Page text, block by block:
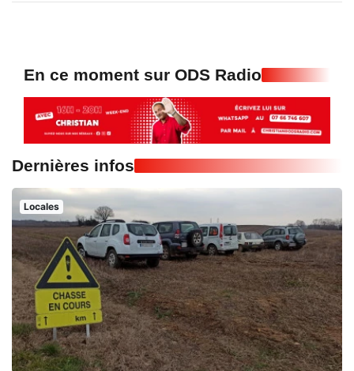
En ce moment sur ODS Radio
Dernières infos
Locales